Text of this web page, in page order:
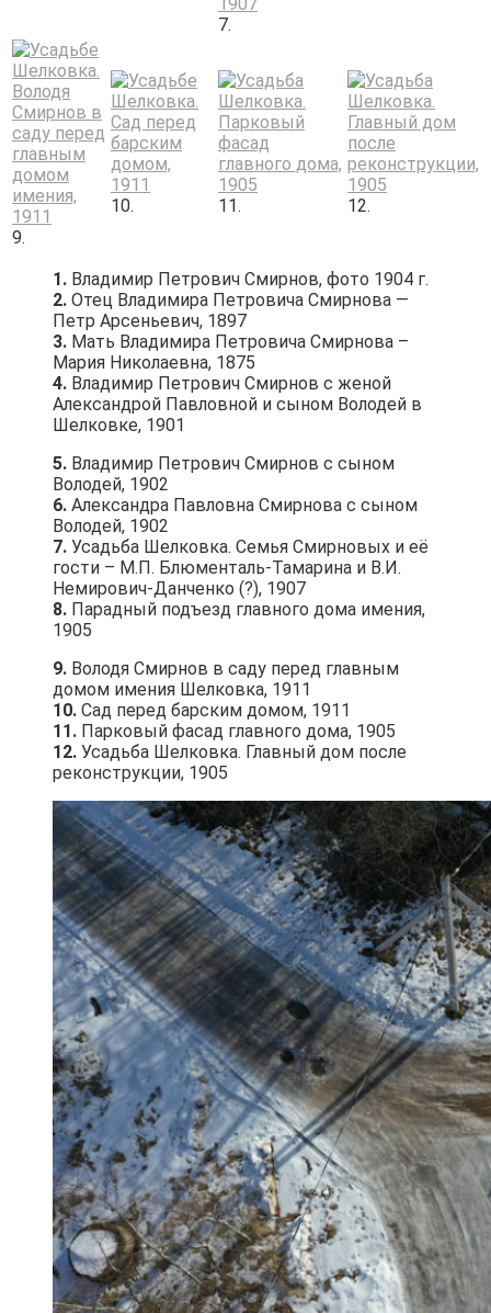
7.
9.
10. 11. 12.
1. Владимир Петрович Смирнов, фото 1904 г.
2. Отец Владимира Петровича Смирнова —
Петр Арсеньевич, 1897
3. Мать Владимира Петровича Смирнова –
Мария Николаевна, 1875
4. Владимир Петрович Смирнов с женой
Александрой Павловной и сыном Володей в
Шелковке, 1901
5. Владимир Петрович Смирнов с сыном
Володей, 1902
6. Александра Павловна Смирнова с сыном
Володей, 1902
7. Усадьба Шелковка. Семья Смирновых и её
гости – М.П. Блюменталь-Тамарина и В.И.
Немирович-Данченко (?), 1907
8. Парадный подъезд главного дома имения,
1905
9. Володя Смирнов в саду перед главным
домом имения Шелковка, 1911
10. Сад перед барским домом, 1911
11. Парковый фасад главного дома, 1905
12. Усадьба Шелковка. Главный дом после
реконструкции, 1905